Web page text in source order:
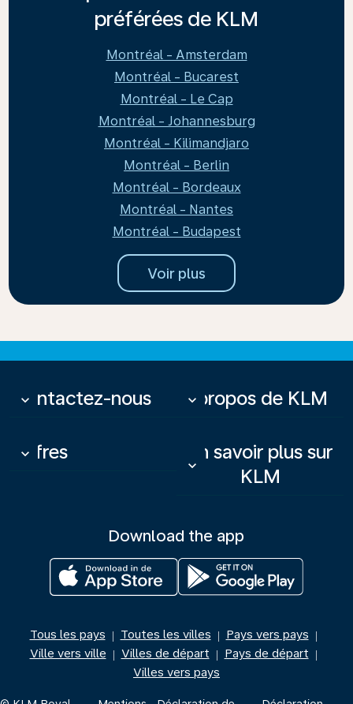
préférées de KLM
Montréal - Amsterdam
Montréal - Bucarest
Montréal - Le Cap
Montréal - Johannesburg
Montréal - Kilimandjaro
Montréal - Berlin
Montréal - Bordeaux
Montréal - Nantes
Montréal - Budapest
Voir plus
Contactez-nous
keyboard_arrow_down À propos de KLM
keyboard_arrow_down
Offres
keyboard_arrow_down
En savoir plus sur
KLM
keyboard_arrow_down
Download the app
Tous les pays | Toutes les villes | Pays vers pays |
Ville vers ville | Villes de départ | Pays de départ |
Villes vers pays